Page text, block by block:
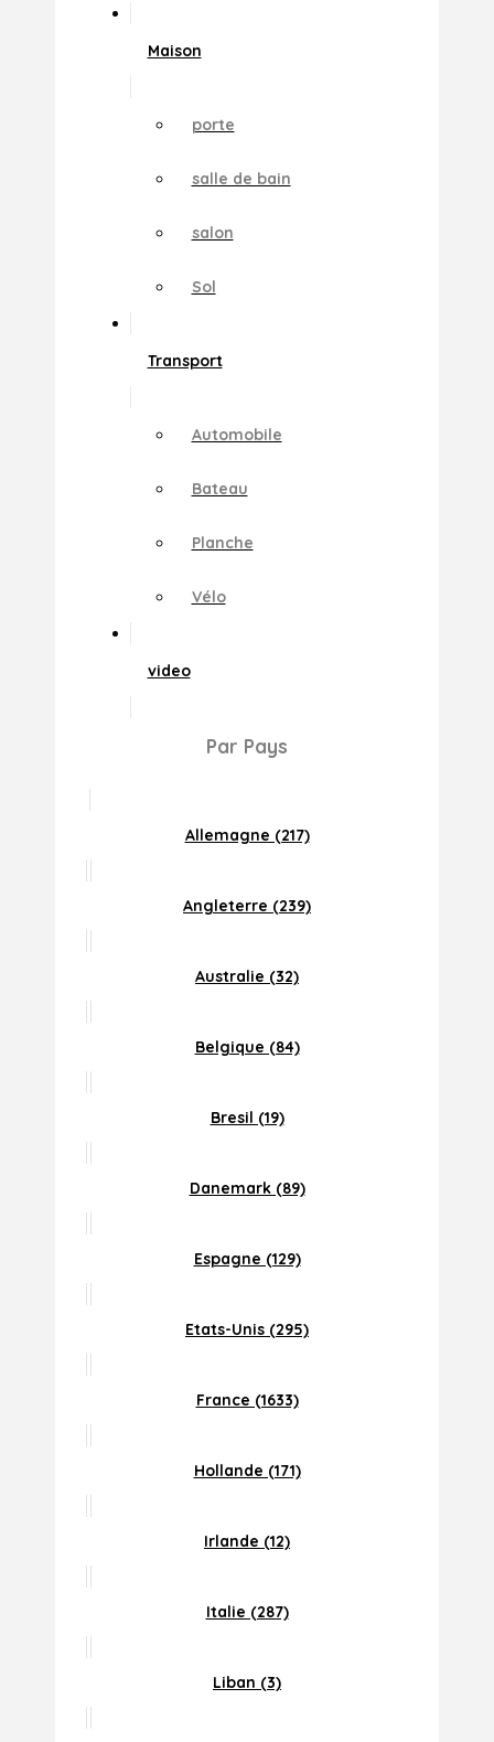
Maison
porte
salle de bain
salon
Sol
Transport
Automobile
Bateau
Planche
Vélo
video
Par Pays
Allemagne (217)
Angleterre (239)
Australie (32)
Belgique (84)
Bresil (19)
Danemark (89)
Espagne (129)
Etats-Unis (295)
France (1633)
Hollande (171)
Irlande (12)
Italie (287)
Liban (3)